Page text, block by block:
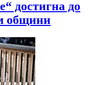
достигна до
общини